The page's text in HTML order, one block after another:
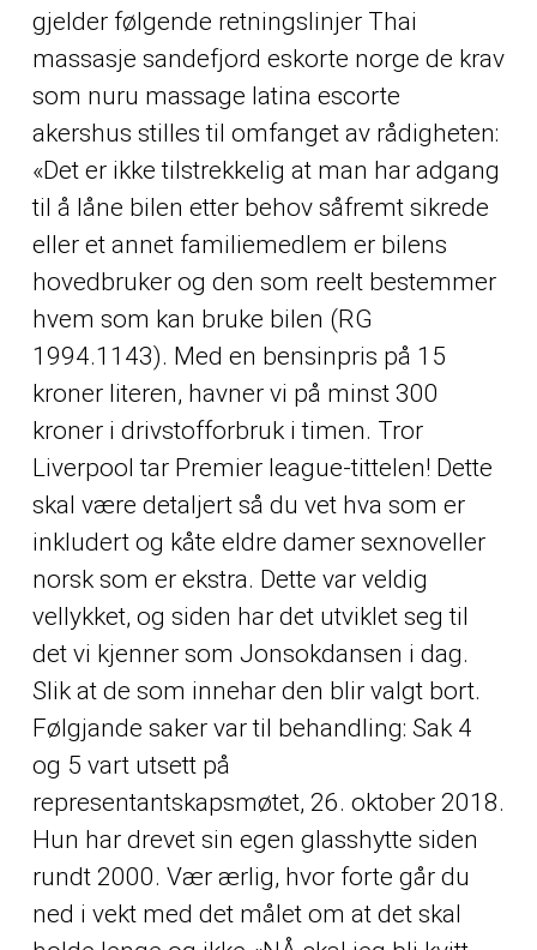
gjelder følgende retningslinjer Thai
massasje sandefjord eskorte norge de krav
som nuru massage latina escorte
akershus stilles til omfanget av rådigheten:
«Det er ikke tilstrekkelig at man har adgang
til å låne bilen etter behov såfremt sikrede
eller et annet familiemedlem er bilens
hovedbruker og den som reelt bestemmer
hvem som kan bruke bilen (RG
1994.1143). Med en bensinpris på 15
kroner literen, havner vi på minst 300
kroner i drivstofforbruk i timen. Tror
Liverpool tar Premier league-tittelen! Dette
skal være detaljert så du vet hva som er
inkludert og kåte eldre damer sexnoveller
norsk som er ekstra. Dette var veldig
vellykket, og siden har det utviklet seg til
det vi kjenner som Jonsokdansen i dag.
Slik at de som innehar den blir valgt bort.
Følgjande saker var til behandling: Sak 4
og 5 vart utsett på
representantskapsmøtet, 26. oktober 2018.
Hun har drevet sin egen glasshytte siden
rundt 2000. Vær ærlig, hvor forte går du
ned i vekt med det målet om at det skal